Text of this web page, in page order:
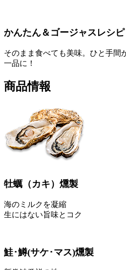
かんたん＆ゴージャスレシピ
そのまま食べても美味。ひと手間
一品に！
商品情報
牡蠣 （カキ） 燻製
海のミルクを凝縮
生にはない旨味とコク
鮭･鱒(サケ･マス)燻製